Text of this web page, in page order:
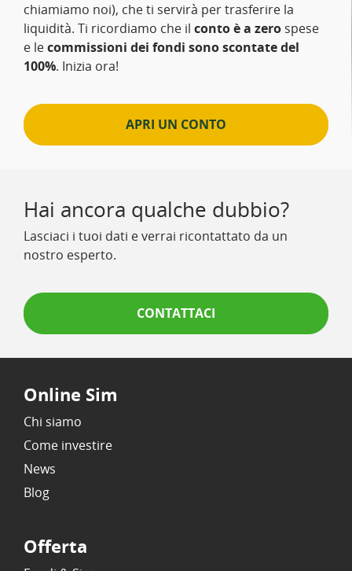
chiamiamo noi), che ti servirà per trasferire la
liquidità. Ti ricordiamo che il conto è a zero spese
e lecommissioni dei fondi sono scontate del
100%. Inizia ora!
APRI UN CONTO
Hai ancora qualche dubbio?
Lasciaci i tuoi dati e verrai ricontattato da un
nostro esperto.
CONTATTACI
Online Sim
Chi siamo
Come investire
News
Blog
Offerta